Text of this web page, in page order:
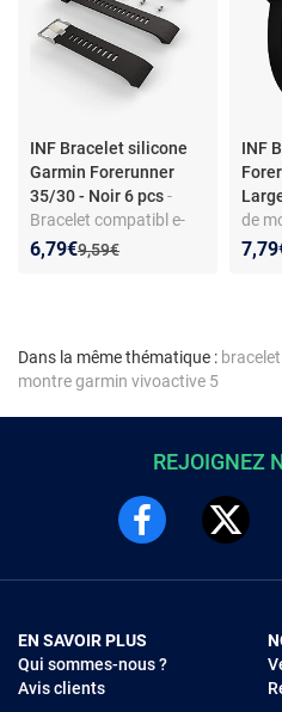
INF Bracelet silicone
Garmin Forerunner
35/30 - Noir 6 pcs-
Bracelet compatibl e-
Facile à assembler &
Ancien prix :
9,59€
Nouveau prix :
6,79€
Réduction de :
INF
de
Dans la même thématique :
montre garmin vivoactive 5
REJOIGNEZ
EN SAVOIR PLUS
Qui sommes-nous ?
Avis clients